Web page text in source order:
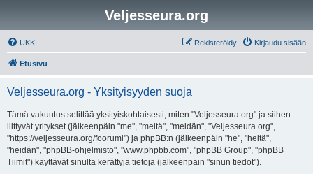
Veljesseura.org
UKK Kirjaudu sisään
Rekisteröidy
Etusivu
Veljesseura.org - Yksityisyyden suoja
Tämä vakuutus selittää yksityiskohtaisesti, miten "Veljesseura.org" ja siihen
liittyvät yritykset (jälkeenpäin "me", "meitä", "meidän", "Veljesseura.org",
"https://veljesseura.org/foorumi") ja phpBB:n (jälkeenpäin "he", "heitä",
"heidän", "phpBB-ohjelmisto", "www.phpbb.com", "phpBB Group", "phpBB
Tiimit") käyttävät sinulta kerättyjä tietoja (jälkeenpäin "sinun tiedot").